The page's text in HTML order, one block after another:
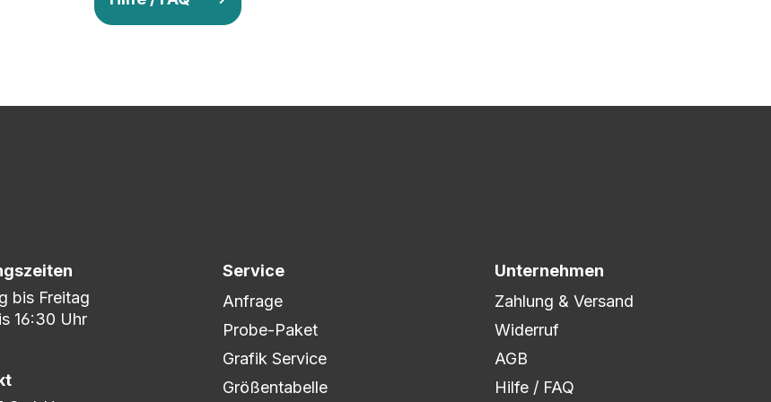
Lagerbestand sind wir in der Lage, flexibel auf eure Wünsche
ab, bis Ihr zu 100% zufrieden seid. Danach wird es zum Druck freigegeben und die
bis Freitag
16:30 Uhr
Service
Anfrage
Probe-Paket
Grafik Service
Größentabelle
Unternehmen
Zahlung & Versand
Widerruf
AGB
Hilfe / FAQ